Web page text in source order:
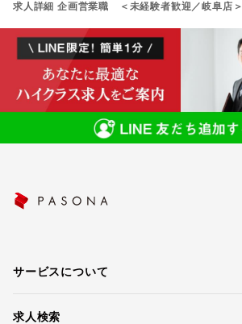
求人詳細 企画営業職 ＜未経験者歓迎／岐阜店＞
サービスについて
求人検索